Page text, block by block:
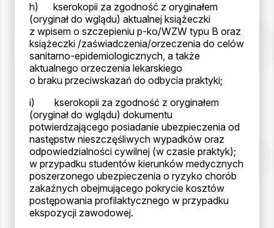
h) kserokopii za zgodność z oryginałem
(oryginał do wglądu) aktualnej książeczki
z wpisem o szczepieniu p-ko/WZW typu B oraz
książeczki /zaświadczenia/orzeczenia do celów
sanitarno-epidemiologicznych, a także
aktualnego orzeczenia lekarskiego
o braku przeciwskazań do odbycia praktyki;
i) kserokopii za zgodność z oryginałem
(oryginał do wglądu) dokumentu
potwierdzającego posiadanie ubezpieczenia od
następstw nieszczęśliwych wypadków oraz
odpowiedzialności cywilnej (w czasie praktyk);
w przypadku studentów kierunków medycznych
poszerzonego ubezpieczenia o ryzyko chorób
zakaźnych obejmującego pokrycie kosztów
postępowania profilaktycznego w przypadku
ekspozycji zawodowej.